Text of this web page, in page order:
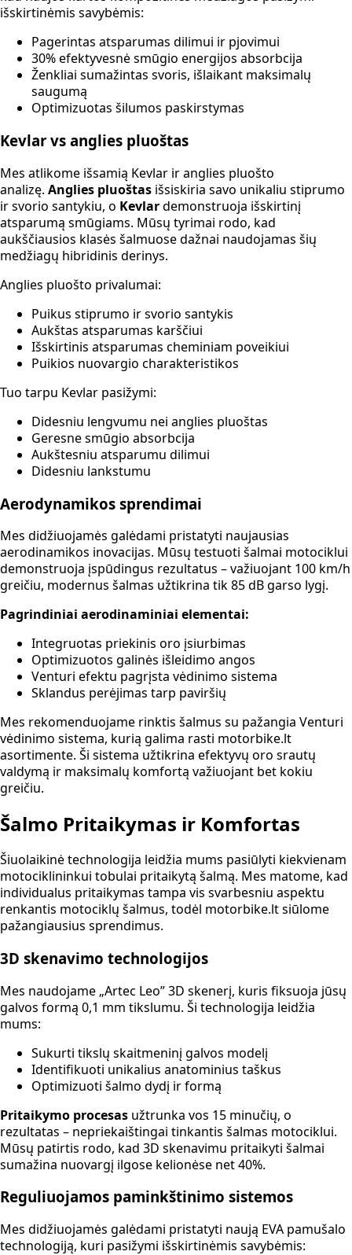
išskirtinėmis savybėmis:
Pagerintas atsparumas dilimui ir pjovimui
30% efektyvesnė smūgio energijos absorbcija
Ženkliai sumažintas svoris, išlaikant maksimalų
saugumą
Optimizuotas šilumos paskirstymas
Kevlar vs anglies pluoštas
Mes atlikome išsamią Kevlar ir anglies pluošto
analizę. Anglies pluoštas išsiskiria savo unikaliu stiprumo
ir svorio santykiu, o Kevlardemonstruoja išskirtinį
atsparumą smūgiams. Mūsų tyrimai rodo, kad
aukščiausios klasės šalmuose dažnai naudojamas šių
medžiagų hibridinis derinys.
Anglies pluošto privalumai:
Puikus stiprumo ir svorio santykis
Aukštas atsparumas karščiui
Išskirtinis atsparumas cheminiam poveikiui
Puikios nuovargio charakteristikos
Tuo tarpu Kevlar pasižymi:
Didesniu lengvumu nei anglies pluoštas
Geresne smūgio absorbcija
Aukštesniu atsparumu dilimui
Didesniu lankstumu
Aerodynamikos sprendimai
Mes didžiuojamės galėdami pristatyti naujausias
aerodinamikos inovacijas. Mūsų testuoti šalmai motociklui
demonstruoja įspūdingus rezultatus – važiuojant 100 km/h
greičiu, modernus šalmas užtikrina tik 85 dB garso lygį.
Pagrindiniai aerodinaminiai elementai:
Integruotas priekinis oro įsiurbimas
Optimizuotos galinės išleidimo angos
Venturi efektu pagrįsta vėdinimo sistema
Sklandus perėjimas tarp paviršių
Mes rekomenduojame rinktis šalmus su pažangia Venturi
vėdinimo sistema, kurią galima rasti motorbike.lt
asortimente. Ši sistema užtikrina efektyvų oro srautų
valdymą ir maksimalų komfortą važiuojant bet kokiu
greičiu.
Šalmo Pritaikymas ir Komfortas
Šiuolaikinė technologija leidžia mums pasiūlyti kiekvienam
motociklininkui tobulai pritaikytą šalmą. Mes matome, kad
individualus pritaikymas tampa vis svarbesniu aspektu
renkantis motociklų šalmus, todėl motorbike.lt siūlome
pažangiausius sprendimus.
3D skenavimo technologijos
Mes naudojame „Artec Leo” 3D skenerį, kuris fiksuoja jūsų
galvos formą 0,1 mm tikslumu. Ši technologija leidžia
mums:
Sukurti tikslų skaitmeninį galvos modelį
Identifikuoti unikalius anatominius taškus
Optimizuoti šalmo dydį ir formą
Pritaikymo procesas užtrunka vos 15 minučių, o
rezultatas – nepriekaištingai tinkantis šalmas motociklui.
Mūsų patirtis rodo, kad 3D skenavimu pritaikyti šalmai
sumažina nuovargį ilgose kelionėse net 40%.
Reguliuojamos paminkštinimo sistemos
Mes didžiuojamės galėdami pristatyti naują EVA pamušalo
technologiją, kuri pasižymi išskirtinėmis savybėmis: